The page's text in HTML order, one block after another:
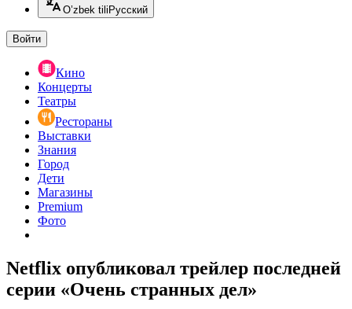
O’zbek tili Русский
Войти
Кино
Концерты
Театры
Рестораны
Выставки
Знания
Город
Дети
Магазины
Premium
Фото
Netflix опубликовал трейлер последней
серии «Очень странных дел»